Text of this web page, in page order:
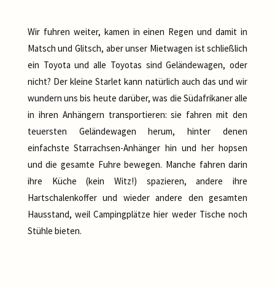
Wir fuhren weiter, kamen in einen Regen und damit in
Matsch und Glitsch, aber unser Mietwagen ist schließlich
ein Toyota und alle Toyotas sind Geländewagen, oder
nicht? Der kleine Starlet kann natürlich auch das und wir
wundern uns bis heute darüber, was die Südafrikaner alle
in ihren Anhängern transportieren: sie fahren mit den
teuersten Geländewagen herum, hinter denen
einfachste Starrachsen-Anhänger hin und her hopsen
und die gesamte Fuhre bewegen. Manche fahren darin
ihre Küche (kein Witz!) spazieren, andere ihre
Hartschalenkoffer und wieder andere den gesamten
Hausstand, weil Campingplätze hier weder Tische noch
Stühle bieten.